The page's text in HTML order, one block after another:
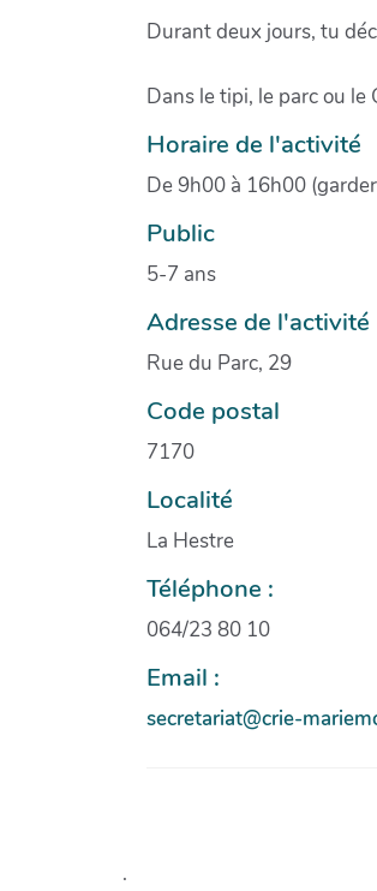
Durant deux jours, tu
Dans le tipi, le parc ou le
Horaire de l'activité
De 9h00 à 16h00
Public
5-7 ans
Adresse de l'activité
Rue du Parc, 29
Code postal
7170
Localité
La Hestre
Téléphone :
064/23 80 10
Email :
secretariat@crie-
.